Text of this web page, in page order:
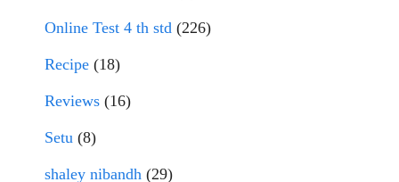
Online Test 4 th std (226)
Recipe (18)
Reviews (16)
Setu (8)
shaley nibandh (29)